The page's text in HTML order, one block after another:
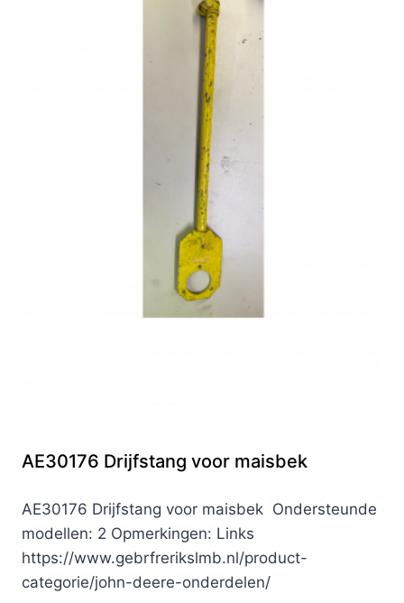
AE30176 Drijfstang voor maisbek
AE30176 Drijfstang voor maisbek Ondersteunde
modellen: 2 Opmerkingen: Links
https://www.gebrfrerikslmb.nl/product-
categorie/john-deere-onderdelen/